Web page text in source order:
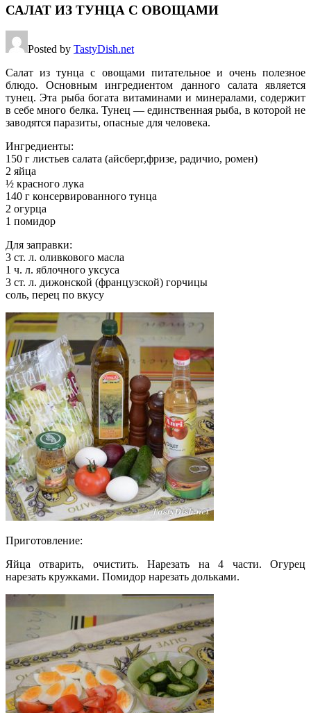
САЛАТ ИЗ ТУНЦА С ОВОЩАМИ
Posted by TastyDish.net
Салат из тунца с овощами питательное и очень полезное
блюдо. Основным ингредиентом данного салата является
тунец. Эта рыба богата витаминами и минералами, содержит
в себе много белка. Тунец — единственная рыба, в которой не
заводятся паразиты, опасные для человека.
Ингредиенты:
150 г листьев салата (айсберг,фризе, радичио, ромен)
2 яйца
½ красного лука
140 г консервированного тунца
2 огурца
1 помидор
Для заправки:
3 ст. л. оливкового масла
1 ч. л. яблочного уксуса
3 ст. л. дижонской (французской) горчицы
соль, перец по вкусу
Приготовление:
Яйца отварить, очистить. Нарезать на 4 части. Огурец
нарезать кружками. Помидор нарезать дольками.